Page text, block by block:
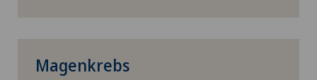
Magenkrebs